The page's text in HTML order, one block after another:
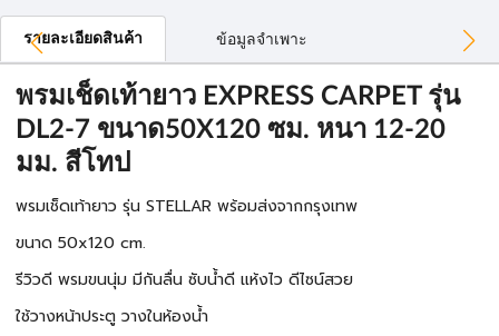
รายละเอียดสินค้า ข้อมูลจำเพาะ
พรมเช็ดเท้ายาว EXPRESS CARPET รุ่น
DL2-7 ขนาด50X120 ซม. หนา 12-20
มม. สีโทป
พรมเช็ดเท้ายาว รุ่น STELLAR พร้อมส่งจากกรุงเทพ
ขนาด 50x120 cm.
รีวิวดี พรมขนนุ่ม มีกันลื่น ซับน้ำดี แห้งไว ดีไซน์สวย
ใช้วางหน้าประตู วางในห้องน้ำ